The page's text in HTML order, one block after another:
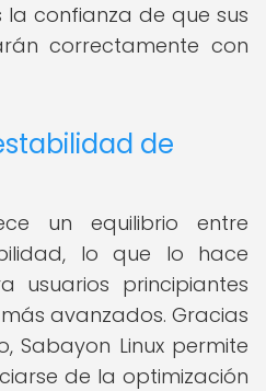
confianza de que sus
correctamente con
de
un equilibrio entre
lo que lo hace
usuarios principiantes
avanzados. Gracias
Sabayon Linux permite
de la optimización